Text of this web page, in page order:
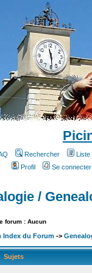
Rechercher Liste
Profil
Se
/
forum : Aucun
Index du Forum ->
Sujets